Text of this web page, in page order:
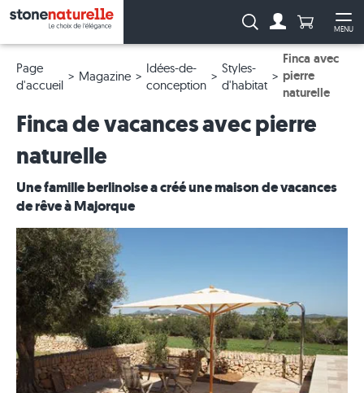
MENU
Recherche :Anzahl
Page
d'accueil
Magazine
Idées-de-
conception
Styles-
d'habitat
Finca avec
pierre
naturelle
Finca de vacances avec pierre
naturelle
Une famille berlinoise a créé une maison de vacances
de rêve à Majorque